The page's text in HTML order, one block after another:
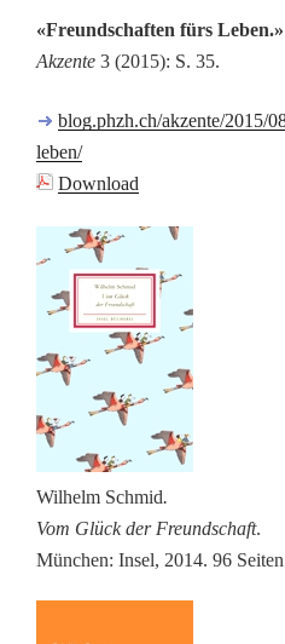
«Freundschaften fürs Leben.»
Akzente 3 (2015): S. 35.
blog.phzh.ch/akzente/2015/
leben/
Download
Wilhelm Schmid.
Vom Glück der Freundschaft.
München: Insel, 2014. 96 Seiten